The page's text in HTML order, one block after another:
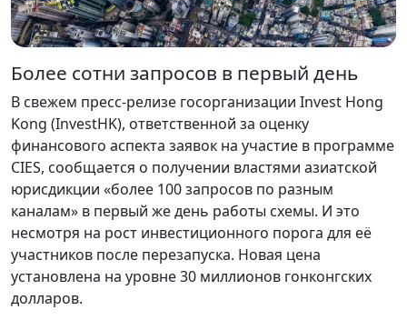
Более сотни запросов в первый день
В свежем пресс-релизе госорганизации Invest Hong
Kong (InvestHK), ответственной за оценку
финансового аспекта заявок на участие в программе
CIES, сообщается о получении властями азиатской
юрисдикции «более 100 запросов по разным
каналам» в первый же день работы схемы. И это
несмотря на рост инвестиционного порога для её
участников после перезапуска. Новая цена
установлена на уровне 30 миллионов гонконгских
долларов.